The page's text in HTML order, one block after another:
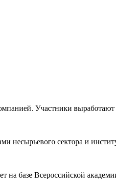
Участники выработают
несырьевого сектора и
на базе Всероссийской